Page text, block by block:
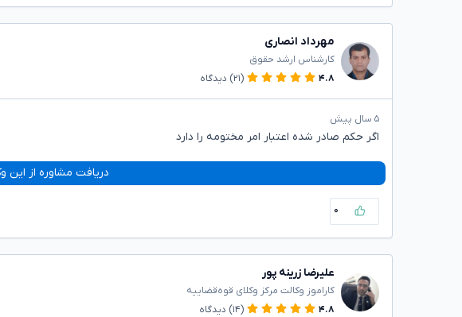
مهرداد انصاری
کارشناس ارشد حقوق
۴.۸
(۲۱) دیدگاه
۵ سال پیش
اگر حکم صادر شده اعتبار امر مختومه را دارد‌
دریافت مشاوره از این
۰
علیرضا زرینه پور
کاراموز وکالت مرکز وکلای قوه‌قضاییه
۴.۸
(۱۴) دیدگاه